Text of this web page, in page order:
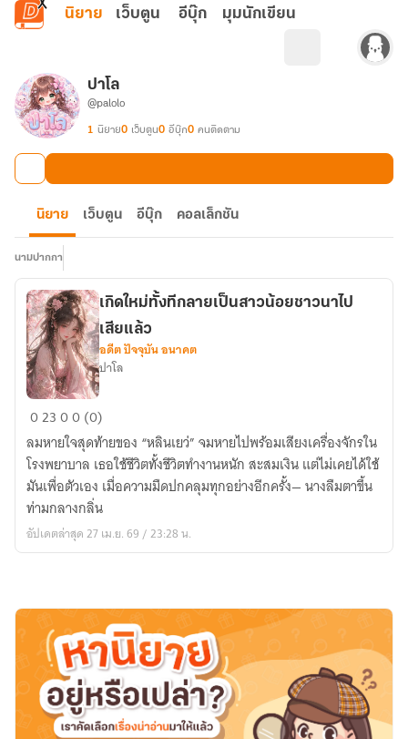
ข้ามไปยังเนื้อหาหลัก
นิยาย เว็บตูน อีบุ๊ก มุมนักเขียน
ปาโล
@palolo
1 นิยาย0 เว็บตูน0 อีบุ๊ก0 คนติดตาม
นิยาย เว็บตูน อีบุ๊ก คอลเล็กชัน
นามปากกา
เกิด
ทั้งที
กลาย
เป็น
สาว
น้อย
เสีย
แล้ว
เกิดใหม่ทั้งทีกลายเป็นสาวน้อยชาวนาไป
เสียแล้ว
อดีต ปัจจุบัน อนาคต
ปาโล
02300 (0)
ลมหายใจสุดท้ายของ “หลินเยว่” จมหายไปพร้อมเสียงเครื่องจักรใน
โรงพยาบาล เธอใช้ชีวิตทั้งชีวิตทำงานหนัก สะสมเงิน แต่ไม่เคยได้ใช้
มันเพื่อตัวเอง เมื่อความมืดปกคลุมทุกอย่างอีกครั้ง— นางลืมตาขึ้น
ท่ามกลางกลิ่น
อัปเดตล่าสุด 27 เม.ย. 69 / 23:28 น.